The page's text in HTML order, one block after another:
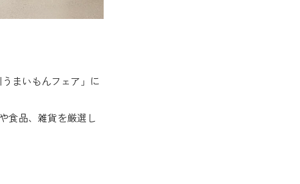
まいもんフェア」に
食品、雑貨を厳選し